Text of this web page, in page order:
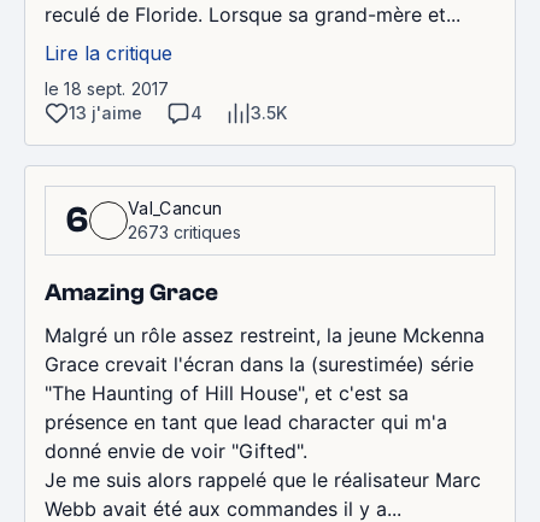
reculé de Floride. Lorsque sa grand-mère et...
Lire la critique
le 18 sept. 2017
13 j'aime
4 3.5K
6
Val_Cancun
2673 critiques
Amazing Grace
Malgré un rôle assez restreint, la jeune Mckenna
Grace crevait l'écran dans la (surestimée) série
"The Haunting of Hill House", et c'est sa
présence en tant que lead character qui m'a
donné envie de voir "Gifted".
Je me suis alors rappelé que le réalisateur Marc
Webb avait été aux commandes il y a...